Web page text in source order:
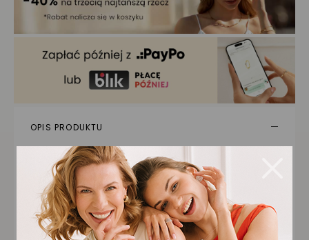
OPIS PRODUKTU
Połączenie czarnej, plecionej skóry i
wypolerowanego złota tworzy biżuterię o
wyrazistym, nowoczesnym charakterze.
Bransoletka doskonale sprawdza się w męskich
stylizacjach, zarówno codziennych, jak i
bardziej eleganckich. Geometryczny wzór oraz